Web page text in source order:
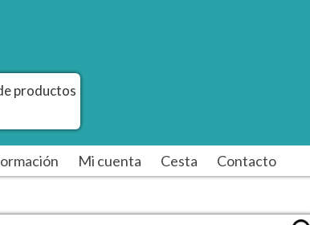
productos
Mi cuenta Cesta Contacto